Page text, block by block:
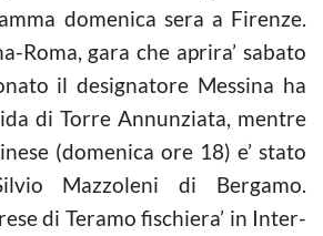
domenica sera a Firenze.
Roma, gara che aprira’ sabato
il designatore Messina ha
di Torre Annunziata, mentre
(domenica ore 18) e’ stato
Mazzoleni di Bergamo.
di Teramo fischiera’ in Inter-